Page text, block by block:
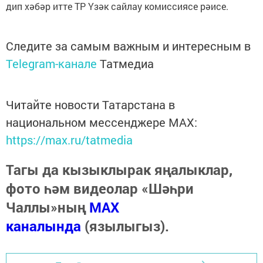
дип хәбәр итте ТР Үзәк сайлау комиссиясе рәисе.
Следите за самым важным и интересным в
Telegram-канале Татмедиа
Читайте новости Татарстана в
национальном мессенджере MАХ:
https://max.ru/tatmedia
Тагы да кызыклырак яңалыклар,
фото һәм видеолар «Шәһри
Чаллы»ныңMAX
каналында (язылыгыз).